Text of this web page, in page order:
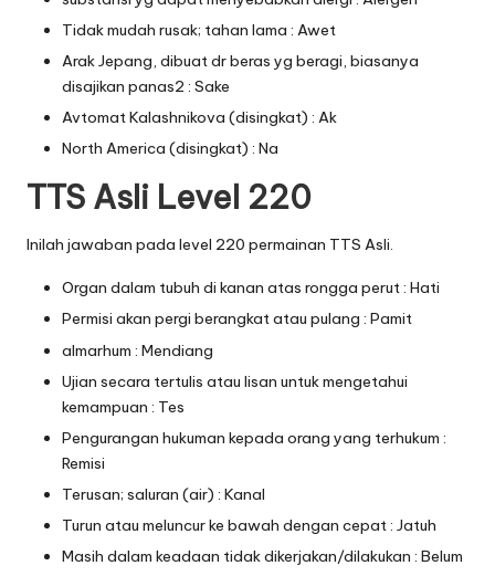
Tidak mudah rusak; tahan lama : Awet
Arak Jepang, dibuat dr beras yg beragi, biasanya
disajikan panas2 : Sake
Avtomat Kalashnikova (disingkat) : Ak
North America (disingkat) : Na
TTS Asli Level 220
Inilah jawaban pada level 220 permainan TTS Asli.
Organ dalam tubuh di kanan atas rongga perut : Hati
Permisi akan pergi berangkat atau pulang : Pamit
almarhum : Mendiang
Ujian secara tertulis atau lisan untuk mengetahui
kemampuan : Tes
Pengurangan hukuman kepada orang yang terhukum :
Remisi
Terusan; saluran (air) : Kanal
Turun atau meluncur ke bawah dengan cepat : Jatuh
Masih dalam keadaan tidak dikerjakan/dilakukan : Belum